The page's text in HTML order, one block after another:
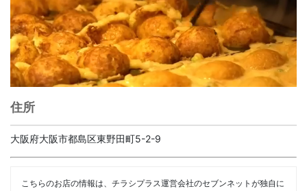
住所
大阪府大阪市都島区東野田町5-2-9
こちらのお店の情報は、チラシプラス運営会社のセブンネットが独自に